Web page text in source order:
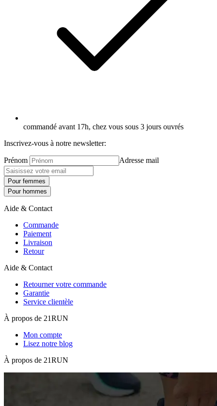
commandé avant 17h, chez vous sous 3 jours ouvrés
Inscrivez-vous à notre newsletter:
Prénom Adresse mail
Pour femmes
Pour hommes
Aide & Contact
Commande
Paiement
Livraison
Retour
Aide & Contact
Retourner votre commande
Garantie
Service clientèle
À propos de 21RUN
Mon compte
Lisez notre blog
À propos de 21RUN